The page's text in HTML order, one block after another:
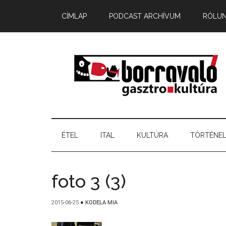
CÍMLAP PODCAST ARCHÍVUM
ÉTEL ITAL KULTÚRA
foto 3 (3)
2015-06-25 ● KODELA MIA